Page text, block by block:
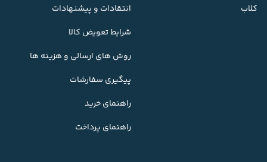
کلاب
انتقادات و پیشنهادات
شرایط تعویض کالا
روش های ارسالی و هزینه ها
پیگیری سفارشات
راهنمای خرید
راهنمای پرداخت